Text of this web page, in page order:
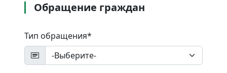
Обращение граждан
Тип обращения*